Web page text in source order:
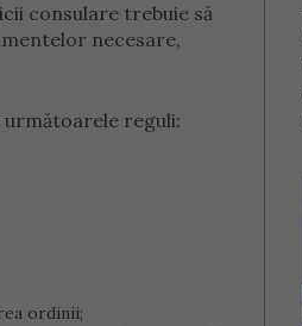
consulare trebuie să
necesare,
reguli:
ordinii;